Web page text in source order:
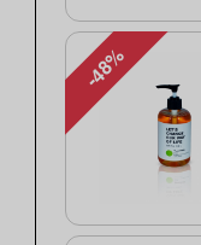
-48%